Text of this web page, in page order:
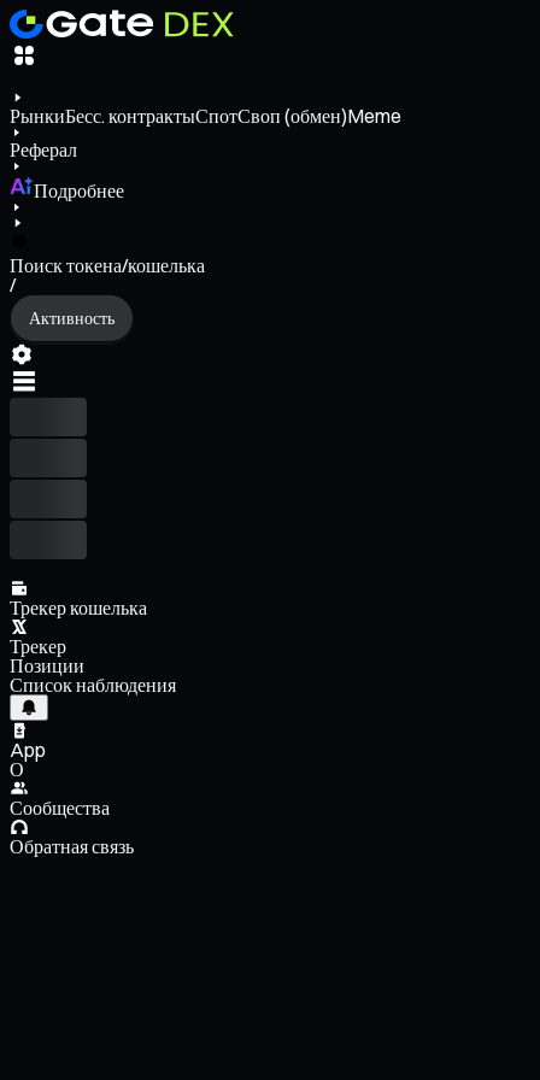
РынкиБесс. контрактыСпотСвоп (обмен)Meme
Реферал
Подробнее
Поиск токена/кошелька
/
Активность
Трекер кошелька
Трекер
Позиции
Список наблюдения
App
О
Сообщества
Обратная связь